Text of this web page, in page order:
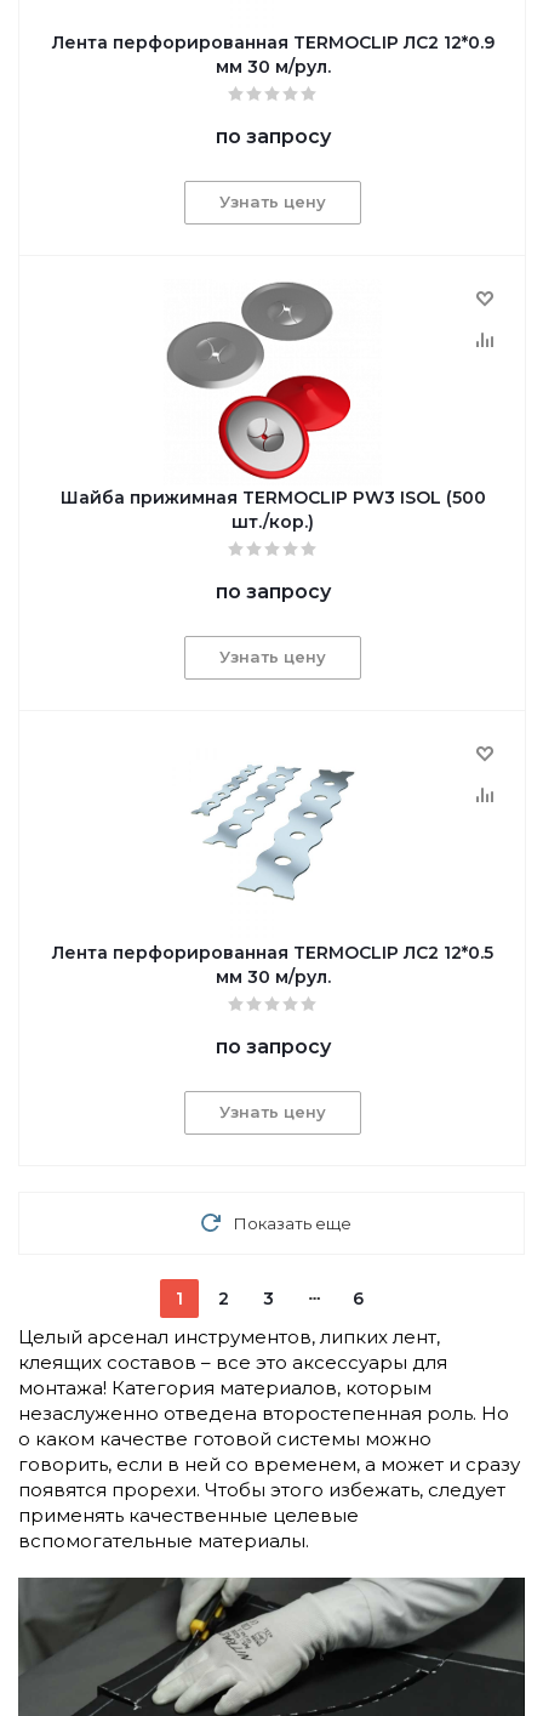
Лента перфорированная TERMOCLIP ЛС2 12*0.9
мм 30 м/рул.
по запросу
Узнать цену
Шайба прижимная TERMOCLIP PW3 ISOL (500
шт./кор.)
по запросу
Узнать цену
Лента перфорированная TERMOCLIP ЛС2 12*0.5
мм 30 м/рул.
по запросу
Узнать цену
Показать еще
1 2 3 6
Целый арсенал инструментов, липких лент,
клеящих составов – все это аксессуары для
монтажа! Категория материалов, которым
незаслуженно отведена второстепенная роль. Но
о каком качестве готовой системы можно
говорить, если в ней со временем, а может и сразу
появятся прорехи. Чтобы этого избежать, следует
применять качественные целевые
вспомогательные материалы.